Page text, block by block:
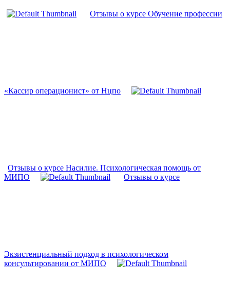
Отзывы о курсе Обучение профессии
«Кассир операционист» от Нцпо
Отзывы о курсе Насилие. Психологическая помощь от
МИПО
Отзывы о курсе
Экзистенциальный подход в психологическом
консультировании от МИПО